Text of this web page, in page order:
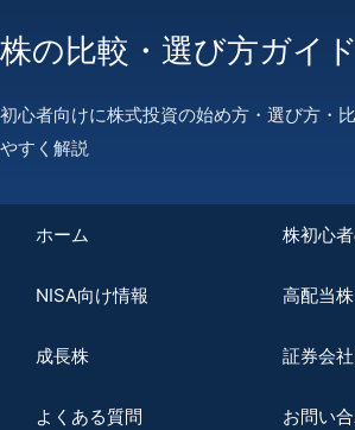
株の比較・選び方ガイド
初心者向けに株式投資の始め方・選び方・
やすく解説
ホーム 株初心
NISA向け情報 高配当株
成長株 証券会
よくある質問 お問い